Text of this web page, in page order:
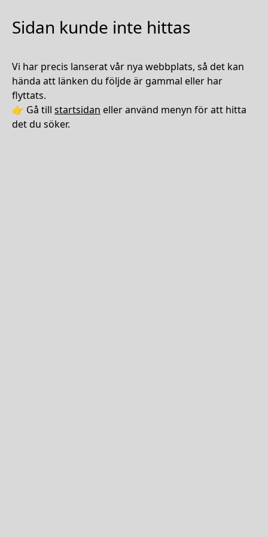
Sidan kunde inte hittas
Vi har precis lanserat vår nya webbplats, så det kan
hända att länken du följde är gammal eller har
flyttats.
👉 Gå till startsidan eller använd menyn för att hitta
det du söker.